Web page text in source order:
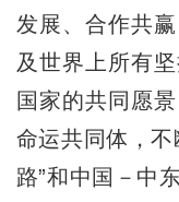
发展、合作共
及世界上所有
国家的共同愿
命运共同体，不
路”和中国－中